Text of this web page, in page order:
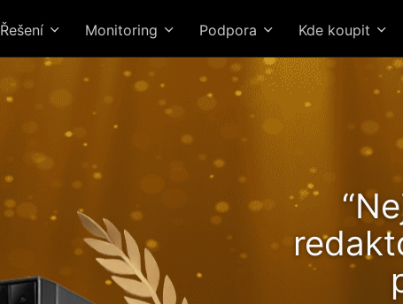
Řešení Monitoring Podpora Kde koupit
Lockerstor 24R Pro
stoupající výkon a
Ryzen!